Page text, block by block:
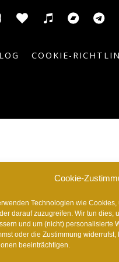
Cookie-
Technologien wie
darauf zuzugreifen. Wir tun dies,
und um (nicht) personalisierte
oder die Zustimmung
beeinträchtigen.
Anghami
Tidal
COOKIE-